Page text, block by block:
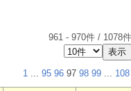
961 - 970件 / 1078件
1 ... 95 96 97 98 99 ... 108